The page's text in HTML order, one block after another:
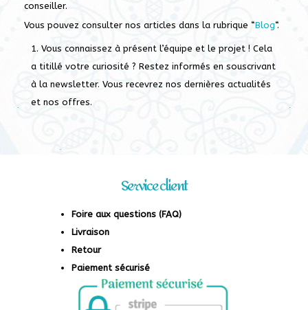
conseiller.
Vous pouvez consulter nos articles dans la rubrique “Blog“.
Vous connaissez à présent l’équipe et le projet ! Cela
a titillé votre curiosité ? Restez informés en souscrivant
à la newsletter. Vous recevrez nos dernières actualités
et nos offres.
Service client
Foire aux questions (FAQ)
Livraison
Retour
Paiement sécurisé